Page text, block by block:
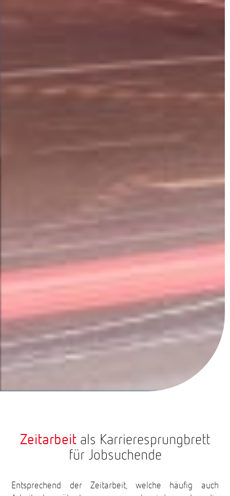
Zeitarbeit als Karrieresprungbrett
für Jobsuchende
Entsprechend der Zeitarbeit, welche häufig auch